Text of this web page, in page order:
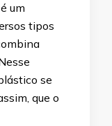
um
tipos
se
que o